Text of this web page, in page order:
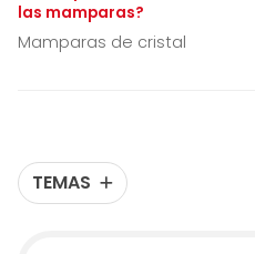
TEMAS
las mamparas?
Mamparas de cristal